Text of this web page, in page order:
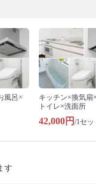
風呂×
キッチン×換気扇
トイレ×洗面所
42,000円 /1セッ
す